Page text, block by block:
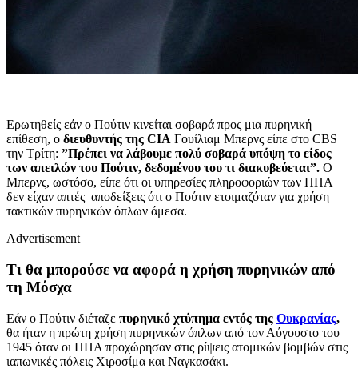
Ερωτηθείς εάν ο Πούτιν κινείται σοβαρά προς μια πυρηνική
επίθεση, ο διευθυντής της CIA Γουίλιαμ Μπερνς είπε στο CBS
την Τρίτη: ”Πρέπει να λάβουμε πολύ σοβαρά υπόψη το είδος
των απειλών του Πούτιν, δεδομένου του τι διακυβεύεται”. Ο
Μπερνς, ωστόσο, είπε ότι οι υπηρεσίες πληροφοριών των ΗΠΑ
δεν είχαν απτές αποδείξεις ότι ο Πούτιν ετοιμαζόταν για χρήση
τακτικών πυρηνικών όπλων άμεσα.
Advertisement
Τι θα μπορούσε να αφορά η χρήση πυρηνικών από
τη Μόσχα
Εάν ο Πούτιν διέταζε πυρηνικό χτύπημα εντός της Ουκρανίας,
θα ήταν η πρώτη χρήση πυρηνικών όπλων από τον Αύγουστο του
1945 όταν οι ΗΠΑ προχώρησαν στις ρίψεις ατομικών βομβών στις
ιαπωνικές πόλεις Χιροσίμα και Ναγκασάκι.